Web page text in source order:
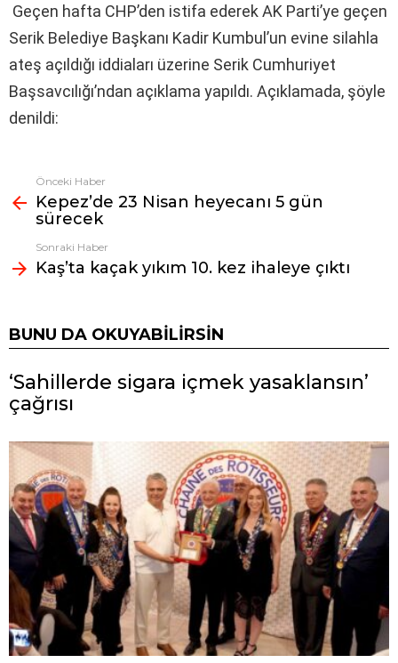
Geçen hafta CHP’den istifa ederek AK Parti’ye geçen
Serik Belediye Başkanı Kadir Kumbul’un evine silahla
ateş açıldığı iddiaları üzerine Serik Cumhuriyet
Başsavcılığı’ndan açıklama yapıldı. Açıklamada, şöyle
denildi:
Fazlasına
bak
Önceki Haber
Kepez’de 23 Nisan heyecanı 5 gün
sürecek
Sonraki Haber
Kaş’ta kaçak yıkım 10. kez ihaleye çıktı
BUNU DA OKUYABILIRSIN
‘Sahillerde sigara içmek yasaklansın’
çağrısı